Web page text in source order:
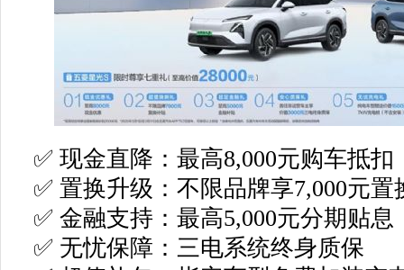
✅ 现金直降：最高8,000元购车抵扣
✅ 置换升级：不限品牌享7,000元置
✅ 金融支持：最高5,000元分期贴息
✅ 无忧保障：三电系统终身质保